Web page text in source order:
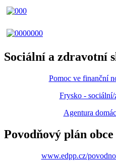
Sociální a zdravotní
Pomoc ve finanční
Frysko -
Agentura
Povodňový plán obce
www.edpp.cz/